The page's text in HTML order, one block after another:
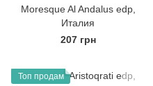
Moresque Al Andalus edp,
Италия
207 грн
Топ продам